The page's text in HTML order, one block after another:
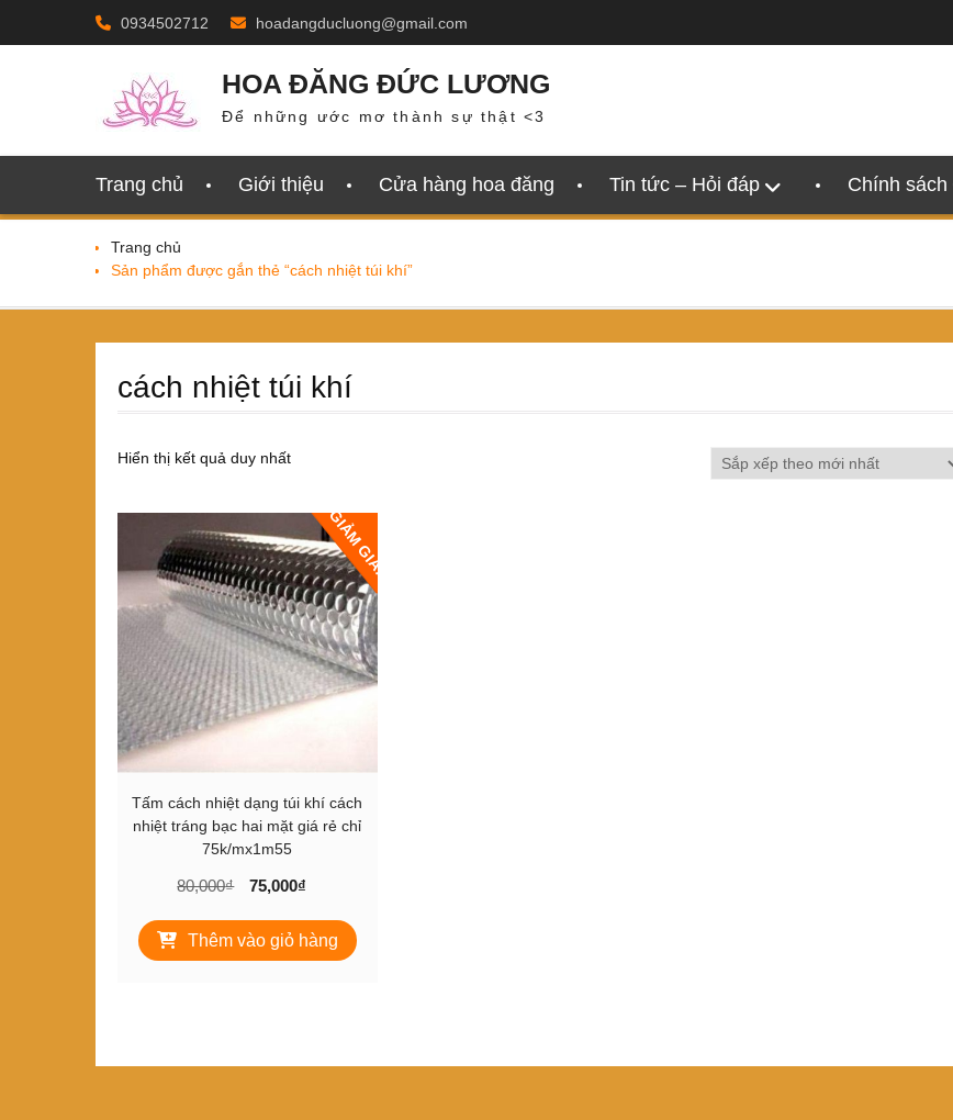
0934502712 hoadangducluong@gmail.com
HOA ĐĂNG ĐỨC LƯƠNG
Để những ước mơ thành sự thật <3
Trang chủ Giới thiệu Cửa hàng hoa đăng Tin tức – Hỏi đáp Chính sách
Trang chủ
Sản phẩm được gắn thẻ “cách nhiệt túi khí”
cách nhiệt túi khí
Hiển thị kết quả duy nhất
GIẢM GIÁ!
Tấm cách nhiệt dạng túi khí cách
nhiệt tráng bạc hai mặt giá rẻ chỉ
75k/mx1m55
80,000₫
Giá
là:
80,000₫.
75,000₫
tại
là:
Thêm vào giỏ hàng